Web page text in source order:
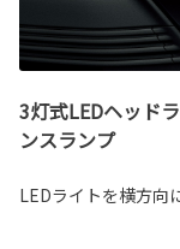
3灯式LEDヘッド
ンスランプ
LEDライトを横方向